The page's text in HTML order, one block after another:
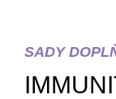
SADY